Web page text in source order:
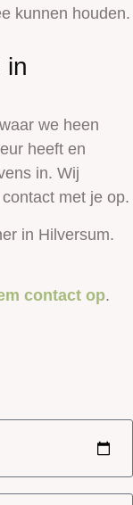
kunnen houden.
in
we heen
heeft en
in. Wij
met je op.
in Hilversum.
contact op.